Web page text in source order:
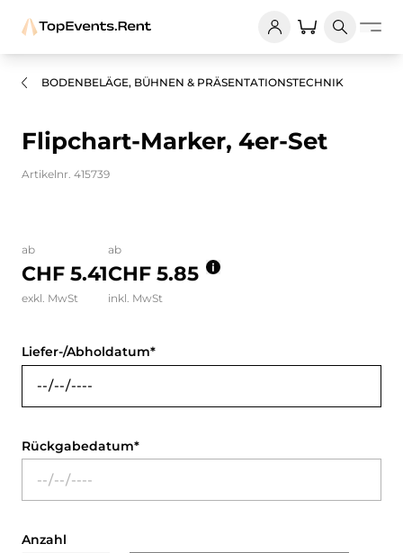
BODENBELÄGE, BÜHNEN & PRÄSENTATIONSTECHNIK
Flipchart-Marker, 4er-Set
Artikelnr. 415739
ab
CHF 5.41
exkl. MwSt
ab
CHF 5.85
inkl. MwSt
Liefer-/Abholdatum
Rückgabedatum
Anzahl